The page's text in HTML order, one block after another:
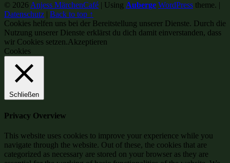
© 2026 Anjess MärchenCafé | Using Auberge WordPress theme. |
Datenschutz | Back to top ↑
Cookies helfen uns bei der Bereitstellung unserer Dienste. Durch die
Nutzung unserer Dienste erklärst du dich damit einverstanden, dass
wir Cookies setzen.Akzeptieren
Cookies
Schließen
Privacy Overview
This website uses cookies to improve your experience while you
navigate through the website. Out of these, the cookies that are
categorized as necessary are stored on your browser as they are